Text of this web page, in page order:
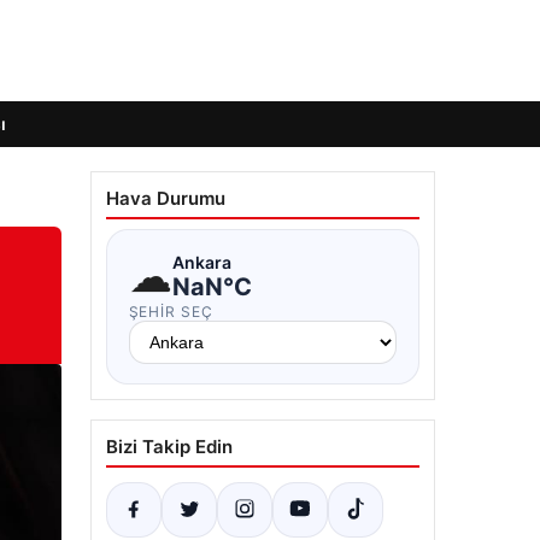
Hava Durumu
☁Ankara
NaN°C
ŞEHIR SEÇ
Bizi Takip Edin